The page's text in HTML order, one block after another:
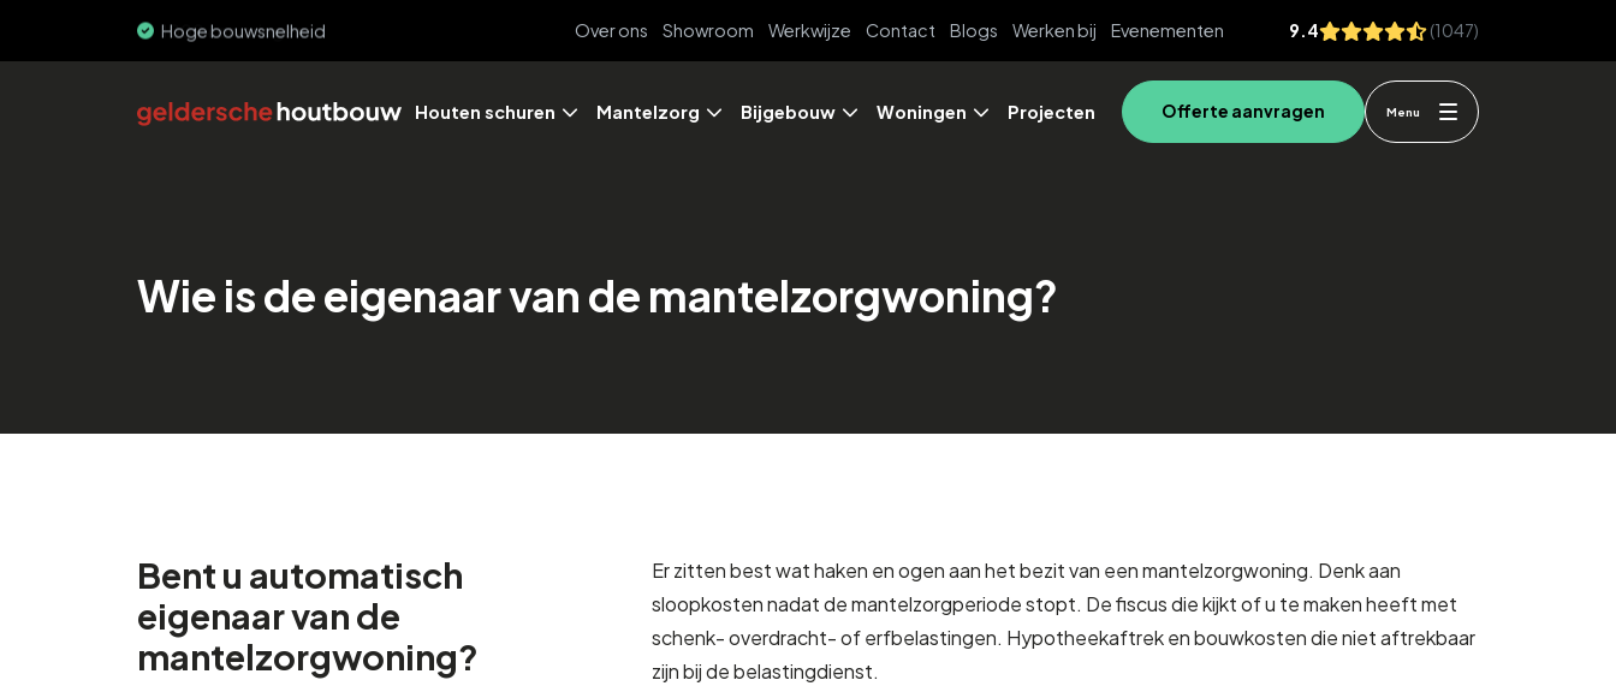
Hoge bouwsnelheid Over ons Showroom Werkwijze Contact Blogs Werken bij Evenementen 9.4 (1047)
Houten schuren Mantelzorg Bijgebouw Woningen Projecten Menu
Offerte aanvragen
Wie is de eigenaar van de mantelzorgwoning?
Bent u automatisch
eigenaar van de
mantelzorgwoning?
Er zitten best wat haken en ogen aan het bezit van een mantelzorgwoning. Denk aan
sloopkosten nadat de mantelzorgperiode stopt. De fiscus die kijkt of u te maken heeft met
schenk- overdracht- of erfbelastingen. Hypotheekaftrek en bouwkosten die niet aftrekbaar
zijn bij de belastingdienst.